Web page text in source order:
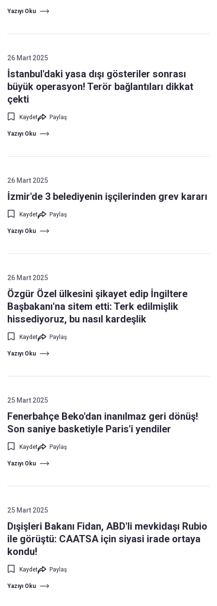
Yazıyı Oku
26 Mart 2025
İstanbul'daki yasa dışı gösteriler sonrası
büyük operasyon! Terör bağlantıları dikkat
çekti
Kaydet Paylaş
Yazıyı Oku
26 Mart 2025
İzmir'de 3 belediyenin işçilerinden grev kararı
Kaydet Paylaş
Yazıyı Oku
26 Mart 2025
Özgür Özel ülkesini şikayet edip İngiltere
Başbakanı'na sitem etti: Terk edilmişlik
hissediyoruz, bu nasıl kardeşlik
Kaydet Paylaş
Yazıyı Oku
25 Mart 2025
Fenerbahçe Beko'dan inanılmaz geri dönüş!
Son saniye basketiyle Paris'i yendiler
Kaydet Paylaş
Yazıyı Oku
25 Mart 2025
Dışişleri Bakanı Fidan, ABD'li mevkidaşı Rubio
ile görüştü: CAATSA için siyasi irade ortaya
kondu!
Kaydet Paylaş
Yazıyı Oku